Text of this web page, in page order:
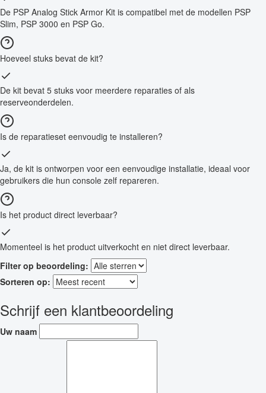
De PSP Analog Stick Armor Kit is compatibel met de modellen PSP
Slim, PSP 3000 en PSP Go.
Hoeveel stuks bevat de kit?
De kit bevat 5 stuks voor meerdere reparaties of als
reserveonderdelen.
Is de reparatieset eenvoudig te installeren?
Ja, de kit is ontworpen voor een eenvoudige installatie, ideaal voor
gebruikers die hun console zelf repareren.
Is het product direct leverbaar?
Momenteel is het product uitverkocht en niet direct leverbaar.
Filter op beoordeling:
Sorteren op:
Schrijf een klantbeoordeling
Uw naam